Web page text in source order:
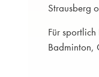
Strausberg
Für
Badminton,